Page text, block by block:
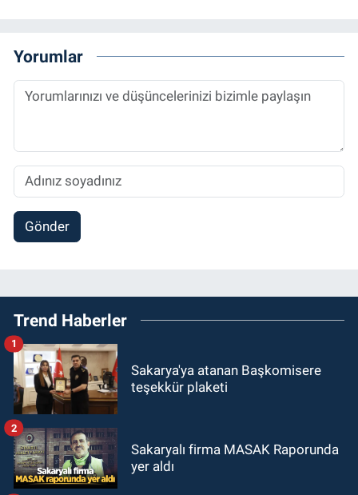
Yorumlar
Gönder
Trend Haberler
Sakarya'ya atanan Başkomisere
teşekkür plaketi
1
Sakaryalı firma MASAK Raporunda
yer aldı
2